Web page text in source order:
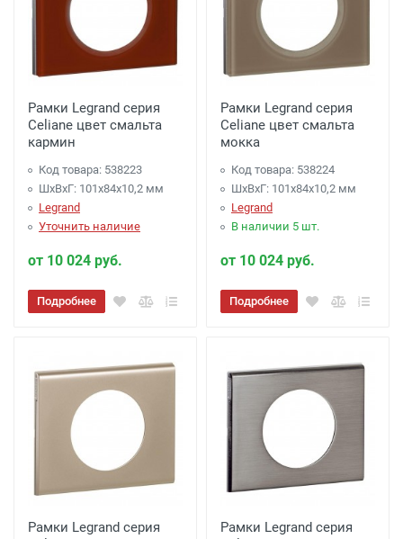
Рамки Legrand серия
Celiane цвет смальта
кармин
Код товара: 538223
ШхВхГ: 101x84x10,2 мм
Legrand
Уточнить наличие
от 10 024 руб.
Подробнее
Рамки Legrand серия
Celiane цвет смальта
мокка
Код товара: 538224
ШхВхГ: 101x84x10,2 мм
Legrand
В наличии 5 шт.
от 10 024 руб.
Подробнее
Рамки Legrand серия
Рамки Legrand серия